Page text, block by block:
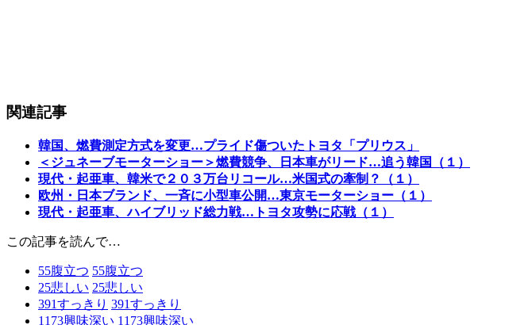
関連記事
韓国、燃費測定方式を変更…プライド傷ついたトヨタ「プリウス」
＜ジュネーブモーターショー＞燃費競争、日本車がリード…追う韓国（１）
現代・起亜車、韓米で２０３万台リコール…米国式の牽制？（１）
欧州・日本ブランド、一斉に小型車公開…東京モーターショー（１）
現代・起亜車、ハイブリッド総力戦…トヨタ攻勢に応戦（１）
この記事を読んで…
55腹立つ 55腹立つ
25悲しい 25悲しい
391すっきり 391すっきり
1173興味深い 1173興味深い